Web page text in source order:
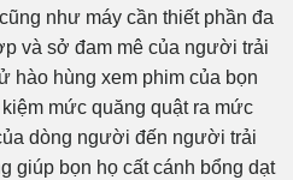
như máy cần thiết phần đa
và sở đam mê của người trải
hào hùng xem phim của bọn
mức quăng quật ra mức
dòng người đến người trải
giúp bọn họ cất cánh bổng dạt